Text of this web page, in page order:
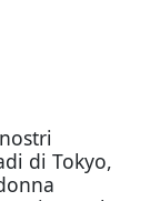
di Tokyo,